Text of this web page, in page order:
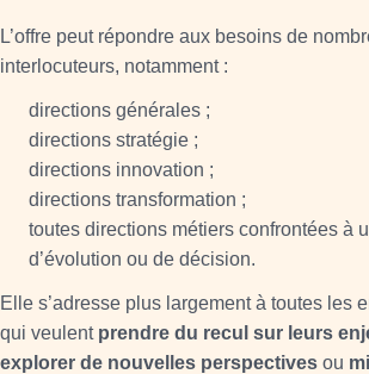
L’offre peut répondre aux besoins de
interlocuteurs, notamment :
directions générales ;
directions stratégie ;
directions innovation ;
directions transformation ;
toutes directions métiers confrontées à
d’évolution ou de décision.
Elle s’adresse plus largement à toutes les
qui veulent prendre du recul sur leurs
explorer de nouvelles perspectives ou